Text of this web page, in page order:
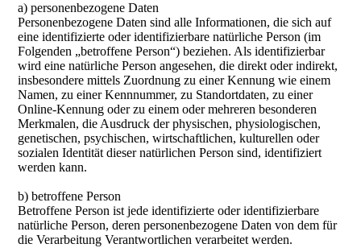
a) personenbezogene Daten
Personenbezogene Daten sind alle Informationen, die sich auf
eine identifizierte oder identifizierbare natürliche Person (im
Folgenden „betroffene Person“) beziehen. Als identifizierbar
wird eine natürliche Person angesehen, die direkt oder indirekt,
insbesondere mittels Zuordnung zu einer Kennung wie einem
Namen, zu einer Kennnummer, zu Standortdaten, zu einer
Online-Kennung oder zu einem oder mehreren besonderen
Merkmalen, die Ausdruck der physischen, physiologischen,
genetischen, psychischen, wirtschaftlichen, kulturellen oder
sozialen Identität dieser natürlichen Person sind, identifiziert
werden kann.
b) betroffene Person
Betroffene Person ist jede identifizierte oder identifizierbare
natürliche Person, deren personenbezogene Daten von dem für
die Verarbeitung Verantwortlichen verarbeitet werden.